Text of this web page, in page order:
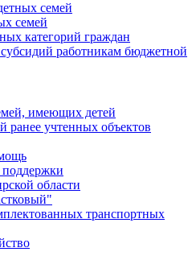
семей
семей
категорий граждан
работникам бюджетной
имеющих детей
ранее учтенных объектов
поддержки
области
транспортных